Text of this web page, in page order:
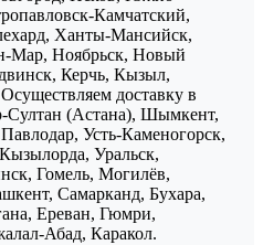
Камчатский,
Ханты-Мансийск,
Мар, Ноябрьск, Новый
Керчь, Кызыл,
доставку в
(Астана), Шымкент,
Усть-Каменогорск,
Уральск,
Гомель, Могилёв,
Самарканд, Бухара,
Ереван, Гюмри,
Абад, Каракол.